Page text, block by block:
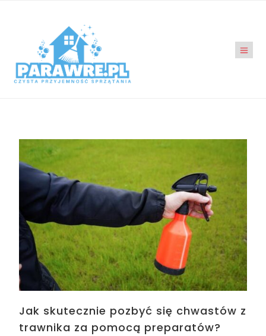
Jak skutecznie pozbyć się chwastów z
trawnika za pomocą preparatów?